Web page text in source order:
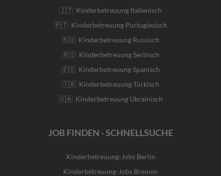
🇮🇹 Kinderbetreuung Italienisch
🇵🇹 Kinderbetreuung Portugiesisch
🇷🇺 Kinderbetreuung Russisch
🇷🇸 Kinderbetreuung Serbisch
🇪🇸 Kinderbetreuung Spanisch
🇹🇷 Kinderbetreuung Türkisch
🇺🇦 Kinderbetreuung Ukrainisch
JOB FINDEN - SCHNELLSUCHE
Kinderbetreuung-Jobs Berlin
Kinderbetreuung-Jobs Bremen